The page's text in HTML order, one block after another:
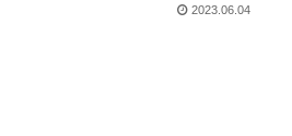
2023.06.04